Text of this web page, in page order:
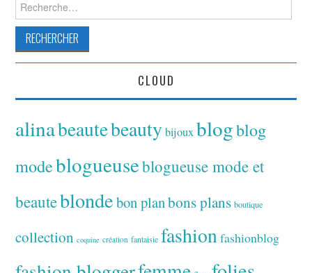
CLOUD
alinabeautebeauty bijoux blogblog
modeblogueuseblogueuse mode et
beauteblondebon planbons plans boutique
collection coquine création fantaisie fashionfashionblog